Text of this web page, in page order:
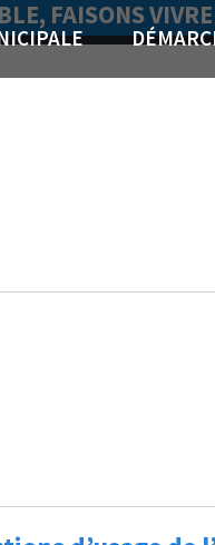
FAISONS